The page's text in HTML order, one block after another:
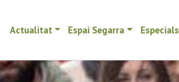
Actualitat Espai Segarra Especials